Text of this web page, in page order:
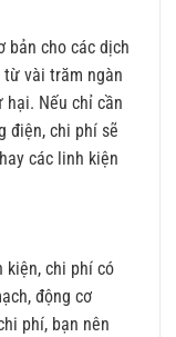
bản cho các dịch
vài trăm ngàn
Nếu chỉ cần
điện, chi phí sẽ
các linh kiện
kiện, chi phí có
động cơ
phí, bạn nên